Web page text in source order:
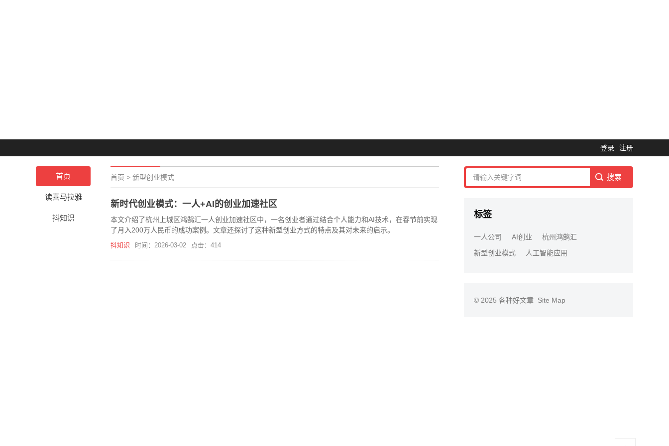
登录 注册
首页
读喜马拉雅
抖知识
首页 > 新型创业模式
新时代创业模式：一人+AI的创业加速社区
本文介绍了杭州上城区鸿鹄汇一人创业加速社区中，一名创业者通过结合个人能力和AI技术，在春节前实现
了月入200万人民币的成功案例。文章还探讨了这种新型创业方式的特点及其对未来的启示。
抖知识 时间：2026-03-02 点击：414
标签
一人公司 AI创业
杭州鸿鹄汇
新型创业模式
人工智能应用
© 2025 各种好文章 Site Map